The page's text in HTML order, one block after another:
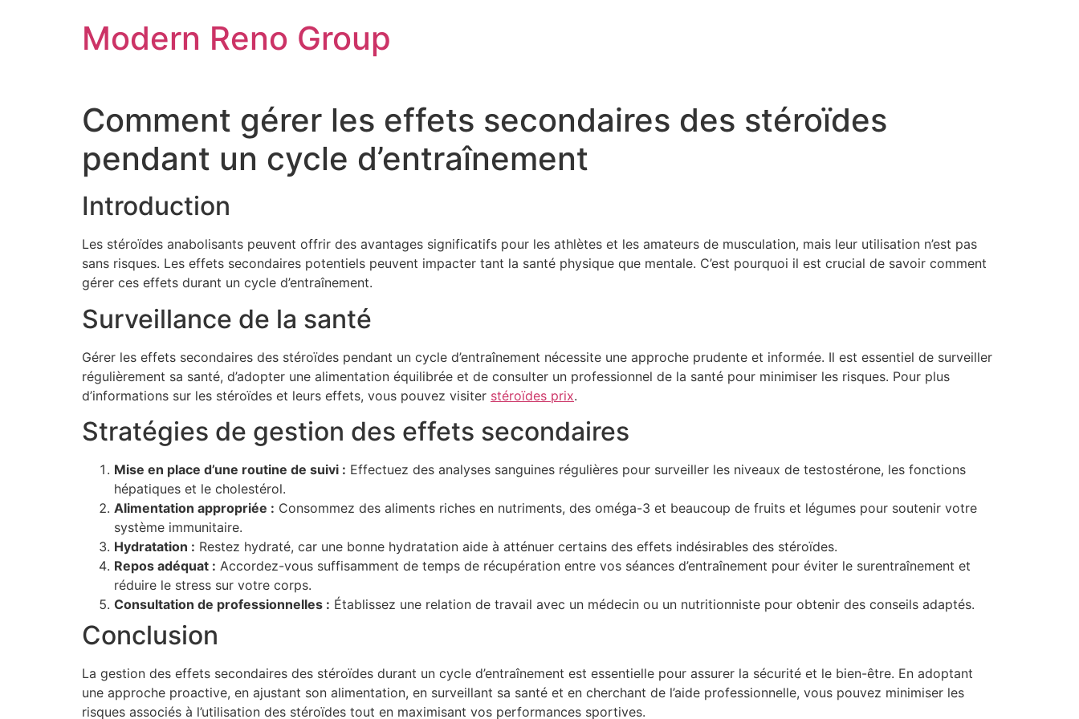
Modern Reno Group
Comment gérer les effets secondaires des stéroïdes
pendant un cycle d’entraînement
Introduction
Les stéroïdes anabolisants peuvent offrir des avantages significatifs pour les athlètes et les amateurs de musculation, mais leur utilisation n’est pas
sans risques. Les effets secondaires potentiels peuvent impacter tant la santé physique que mentale. C’est pourquoi il est crucial de savoir comment
gérer ces effets durant un cycle d’entraînement.
Surveillance de la santé
Gérer les effets secondaires des stéroïdes pendant un cycle d’entraînement nécessite une approche prudente et informée. Il est essentiel de surveiller
régulièrement sa santé, d’adopter une alimentation équilibrée et de consulter un professionnel de la santé pour minimiser les risques. Pour plus
d’informations sur les stéroïdes et leurs effets, vous pouvez visiter stéroïdes prix.
Stratégies de gestion des effets secondaires
Mise en place d’une routine de suivi : Effectuez des analyses sanguines régulières pour surveiller les niveaux de testostérone, les fonctions
hépatiques et le cholestérol.
Alimentation appropriée : Consommez des aliments riches en nutriments, des oméga-3 et beaucoup de fruits et légumes pour soutenir votre
système immunitaire.
Hydratation : Restez hydraté, car une bonne hydratation aide à atténuer certains des effets indésirables des stéroïdes.
Repos adéquat : Accordez-vous suffisamment de temps de récupération entre vos séances d’entraînement pour éviter le surentraînement et
réduire le stress sur votre corps.
Consultation de professionnelles : Établissez une relation de travail avec un médecin ou un nutritionniste pour obtenir des conseils adaptés.
Conclusion
La gestion des effets secondaires des stéroïdes durant un cycle d’entraînement est essentielle pour assurer la sécurité et le bien-être. En adoptant
une approche proactive, en ajustant son alimentation, en surveillant sa santé et en cherchant de l’aide professionnelle, vous pouvez minimiser les
risques associés à l’utilisation des stéroïdes tout en maximisant vos performances sportives.